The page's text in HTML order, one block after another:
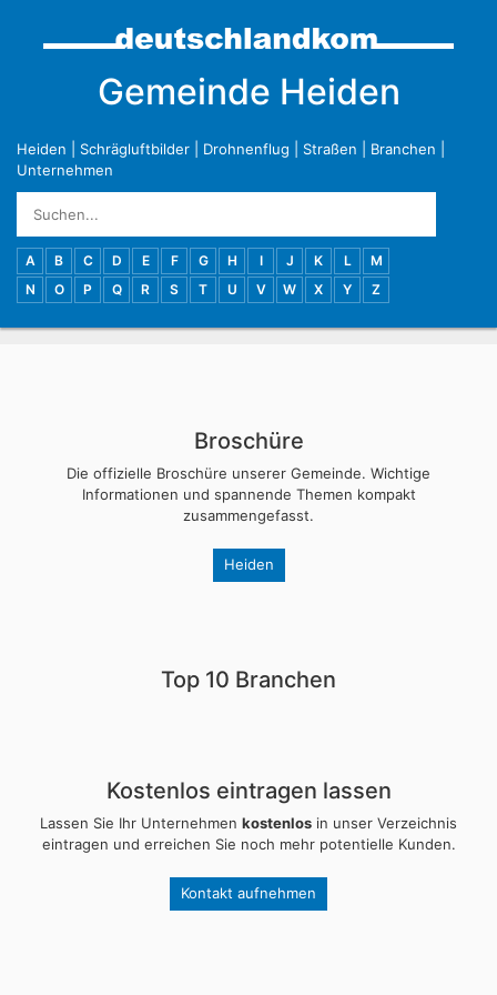
Gemeinde Heiden
Heiden Schrägluftbilder Drohnenflug Straßen Branchen
Unternehmen
A B C D E F G H I J K L
M
N
O P Q R S T U V W X Y Z
Broschüre
Die offizielle Broschüre unserer Gemeinde. Wichtige
Informationen und spannende Themen kompakt
zusammengefasst.
Heiden
Top 10 Branchen
Kostenlos eintragen lassen
Lassen Sie Ihr Unternehmen kostenlos in unser Verzeichnis
eintragen und erreichen Sie noch mehr potentielle Kunden.
Kontakt aufnehmen